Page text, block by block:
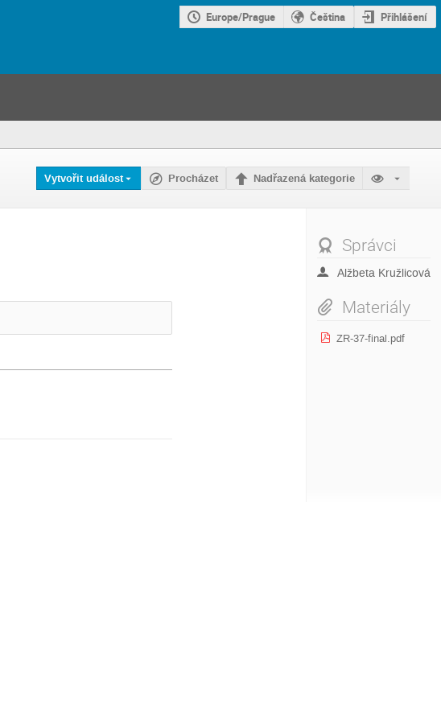
Europe/Prague Čeština Přihlášení
Vytvořit událost Procházet Nadřazená kategorie
Správci
Alžbeta Kružlicová
Materiály
ZR-37-final.pdf